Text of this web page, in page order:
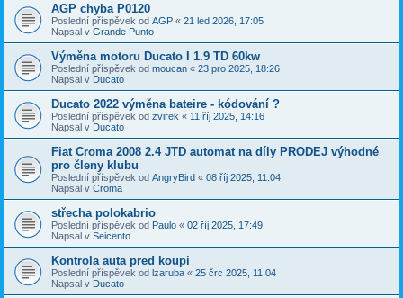
AGP chyba P0120
Poslední příspěvek od AGP « 21 led 2026, 17:05
Napsal v Grande Punto
Výměna motoru Ducato I 1.9 TD 60kw
Poslední příspěvek od moucan « 23 pro 2025, 18:26
Napsal v Ducato
Ducato 2022 výměna bateire - kódování ?
Poslední příspěvek od zvirek « 11 říj 2025, 14:16
Napsal v Ducato
Fiat Croma 2008 2.4 JTD automat na díly PRODEJ výhodné
pro členy klubu
Poslední příspěvek od AngryBird « 08 říj 2025, 11:04
Napsal v Croma
střecha polokabrio
Poslední příspěvek od Paulo « 02 říj 2025, 17:49
Napsal v Seicento
Kontrola auta pred koupi
Poslední příspěvek od lzaruba « 25 črc 2025, 11:04
Napsal v Ducato